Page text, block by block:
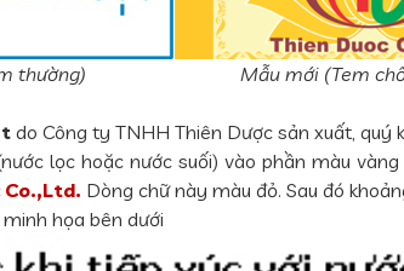
thường) Mẫu mới (Tem
do Công ty TNHH Thiên Dược sản xuất, quý
lọc hoặc nước suối) vào phần màu
Dòng chữ này màu đỏ. Sau đó
họa bên dưới